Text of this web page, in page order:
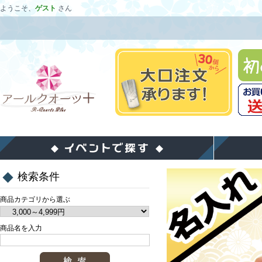
ようこそ、 ゲスト さん
検索条件
商品カテゴリから選ぶ
商品名を入力